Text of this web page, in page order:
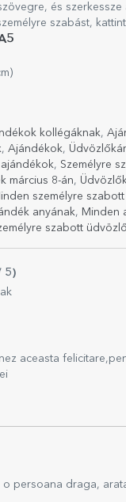
és
szabást,
kollégáknak,
, Ajándékok,
ajándékok, Személyre
március 8-án,
személyre
anyának, Minden
szabott
5)
aceasta
persoana draga,